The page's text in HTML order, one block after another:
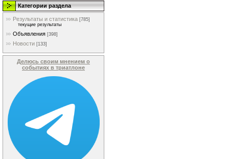
Категории раздела
Результаты и статистика [785]
текущие результаты
Объявления [398]
Новости [133]
Делюсь своим мнением о
событиях в триатлоне